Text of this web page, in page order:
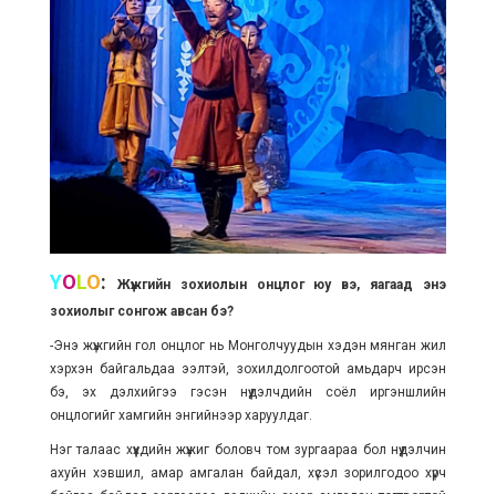
YOLO:
Жүжгийн зохиолын онцлог юу вэ, яагаад энэ
зохиолыг сонгож авсан бэ?
-Энэ жүжгийн гол онцлог нь Монголчуудын хэдэн мянган жил
хэрхэн байгальдаа ээлтэй, зохилдолгоотой амьдарч ирсэн
бэ, эх дэлхийгээ гэсэн нүүдэлчдийн соёл иргэншлийн
онцлогийг хамгийн энгийнээр харуулдаг.
Нэг талаас хүүхдийн жүжиг боловч том зургаараа бол нүүдэлчин
ахуйн хэвшил, амар амгалан байдал, хүсэл зорилгодоо хүрч